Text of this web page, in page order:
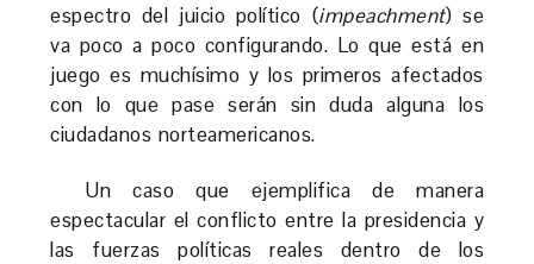
espectro del juicio político (impeachment) se
va poco a poco configurando. Lo que está en
juego es muchísimo y los primeros afectados
con lo que pase serán sin duda alguna los
ciudadanos norteamericanos.
Un caso que ejemplifica de manera
espectacular el conflicto entre la presidencia y
las fuerzas políticas reales dentro de los